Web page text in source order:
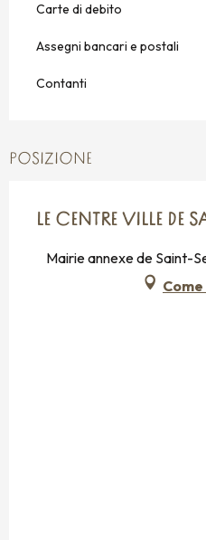
Carte di debito
Assegni bancari e postali
Contanti
POSIZIONE
LE CENTRE VILLE DE
Mairie annexe de Saint-